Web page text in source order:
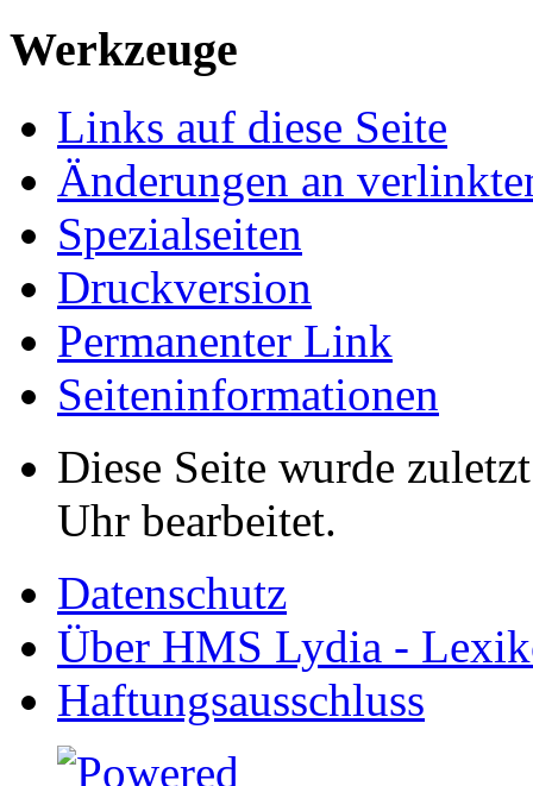
Werkzeuge
Links auf diese Seite
Änderungen an
Spezialseiten
Druckversion
Permanenter Link
Seiten­informationen
Diese Seite wurde
Uhr bearbeitet.
Datenschutz
Über HMS Lydia -
Haftungsausschluss